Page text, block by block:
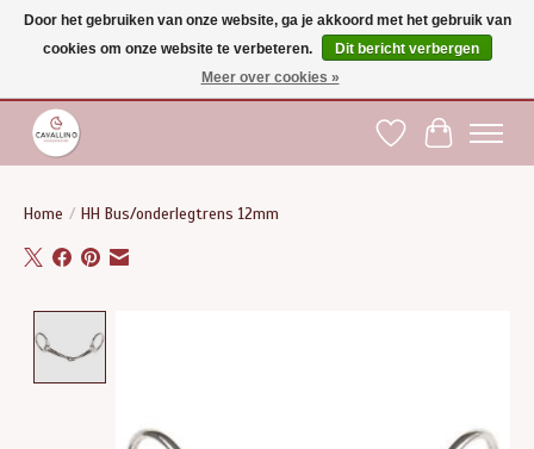
Gratis verzending vanaf €75 binnen BE - vanaf €100 naar EU | Voor 17:00 besteld is
dezelfde dag verzonden | Klantendienst: +32 (0)51 21 27 00 |
Verlanglijst
Home / HH Bus/onderlegtrens 12mm
Door het gebruiken van onze website, ga je akkoord met het gebruik van
cookies om onze website te verbeteren.
Dit bericht verbergen
Meer over cookies »